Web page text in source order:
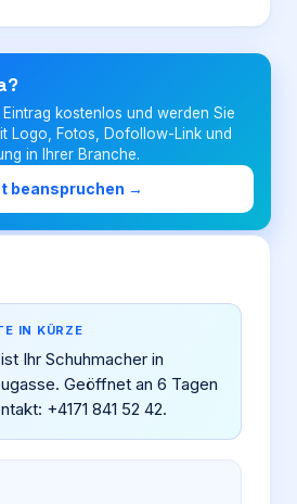
Login
eintragen
kostenlos und werden Sie
Logo, Fotos, Dofollow-Link und
in Ihrer Branche.
beanspruchen →
IN KÜRZE
Ihr Schuhmacher in
Geöffnet an 6 Tagen
+4171 841 52 42.